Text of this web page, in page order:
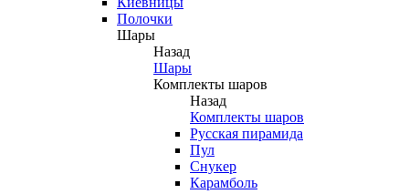
Полочки
Шары
Назад
Шары
Комплекты шаров
Назад
Комплекты шаров
Русская пирамида
Пул
Снукер
Карамболь